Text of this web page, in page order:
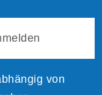
von